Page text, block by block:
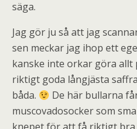
säga.
Jag gör ju så att jag
sen meckar jag ihop ett
kanske inte orkar göra allt
riktigt goda långjästa
båda.
De här bullarna
muscovadosocker som